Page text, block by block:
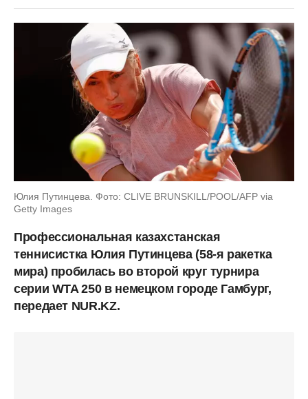
Юлия Путинцева. Фото: CLIVE BRUNSKILL/POOL/AFP via
Getty Images
Профессиональная казахстанская
теннисистка Юлия Путинцева (58-я ракетка
мира) пробилась во второй круг турнира
серии WTA 250 в немецком городе Гамбург,
передает NUR.KZ.